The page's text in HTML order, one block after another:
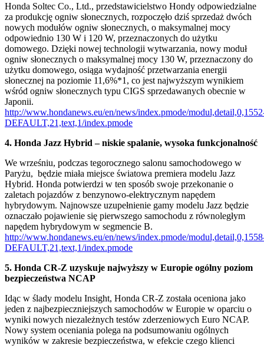
Honda Soltec Co., Ltd., przedstawicielstwo Hondy odpowiedzialne
za produkcję ogniw słonecznych, rozpoczęło dziś sprzedaż dwóch
nowych modułów ogniw słonecznych, o maksymalnej mocy
odpowiednio 130 W i 120 W, przeznaczonych do użytku
domowego. Dzięki nowej technologii wytwarzania, nowy moduł
ogniw słonecznych o maksymalnej mocy 130 W, przeznaczony do
użytku domowego, osiąga wydajność przetwarzania energii
słonecznej na poziomie 11,6%*1, co jest najwyższym wynikiem
wśród ogniw słonecznych typu CIGS sprzedawanych obecnie w
Japonii.
http://www.hondanews.eu/en/news/index.pmode/
DEFAULT,21,text,1/index.pmode
4. Honda Jazz Hybrid – niskie spalanie, wysoka funkcjonalność
We wrześniu, podczas tegorocznego salonu samochodowego w
Paryżu, będzie miała miejsce światowa premiera modelu Jazz
Hybrid. Honda potwierdzi w ten sposób swoje przekonanie o
zaletach pojazdów z benzynowo-elektrycznym napędem
hybrydowym. Najnowsze uzupełnienie gamy modelu Jazz będzie
oznaczało pojawienie się pierwszego samochodu z równoległym
napędem hybrydowym w segmencie B.
http://www.hondanews.eu/en/news/index.pmode/
DEFAULT,21,text,1/index.pmode
5. Honda CR-Z uzyskuje najwyższy w Europie ogólny poziom
bezpieczeństwa NCAP
Idąc w ślady modelu Insight, Honda CR-Z została oceniona jako
jeden z najbezpieczniejszych samochodów w Europie w oparciu o
wyniki nowych niezależnych testów zderzeniowych Euro NCAP.
Nowy system oceniania polega na podsumowaniu ogólnych
wyników w zakresie bezpieczeństwa, w efekcie czego klienci